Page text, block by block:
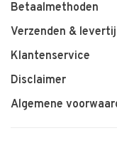
Betaalmethoden
Verzenden &
Klantenservice
Disclaimer
Algemene